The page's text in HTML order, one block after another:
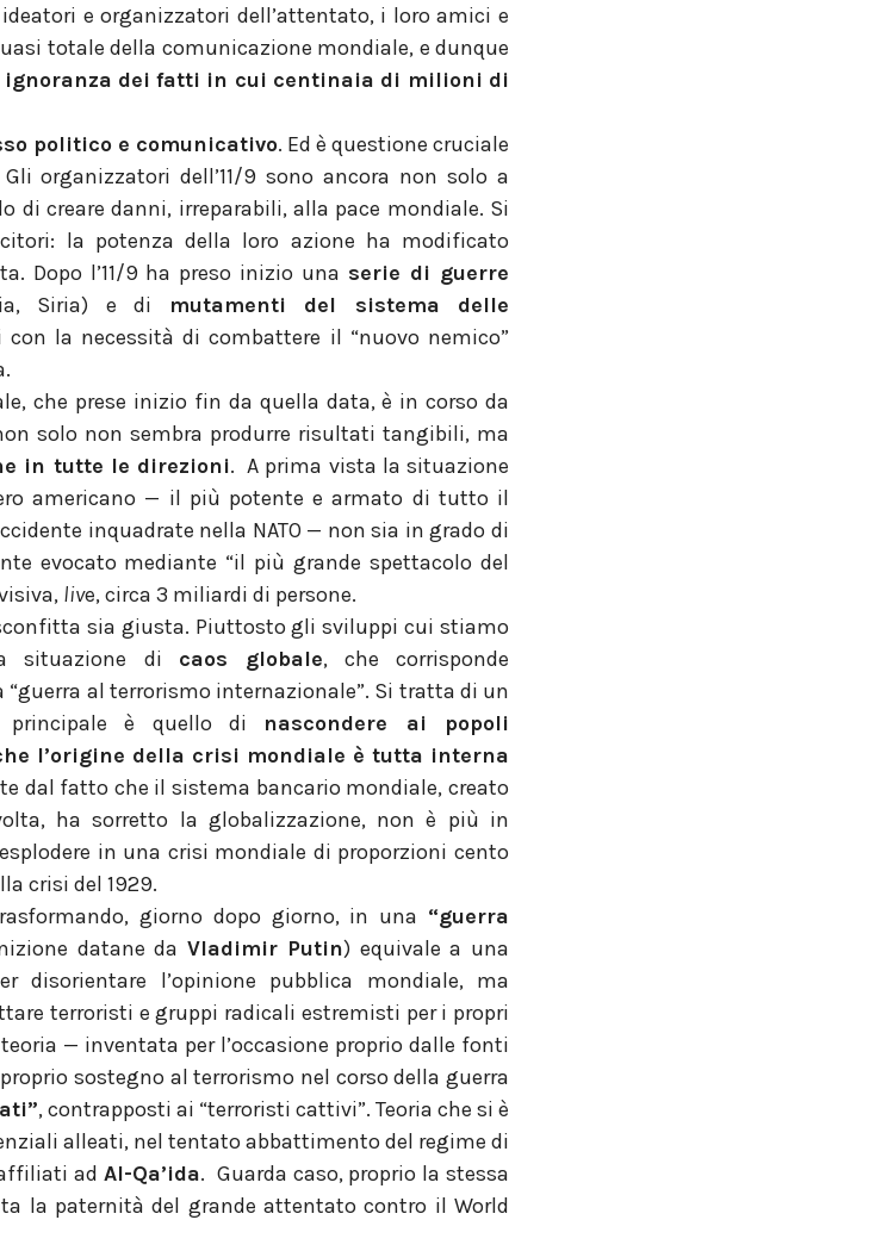
e organizzatori dell’attentato, i loro amici e
totale della comunicazione mondiale, e dunque
ignoranza dei fatti in cui centinaia di milioni di
politico e comunicativo. Ed è questione cruciale
organizzatori dell’11/9 sono ancora non solo a
di creare danni, irreparabili, alla pace mondiale. Si
la potenza della loro azione ha modificato
Dopo l’11/9 ha preso inizio una serie di guerre
Siria) e di
mutamenti del sistema delle
la necessità di combattere il “nuovo nemico”
che prese inizio fin da quella data, è in corso da
solo non sembra produrre risultati tangibili, ma
in tutte le direzioni. A prima vista la situazione
americano — il più potente e armato di tutto il
inquadrate nella NATO — non sia in grado di
evocato mediante “il più grande spettacolo del
live, circa 3 miliardi di persone.
sia giusta. Piuttosto gli sviluppi cui stiamo
situazione di caos globale, che corrisponde
al terrorismo internazionale”. Si tratta di un
è quello di nascondere ai popoli
l’origine della crisi mondiale è tutta interna
dal fatto che il sistema bancario mondiale, creato
ha sorretto la globalizzazione, non è più in
in una crisi mondiale di proporzioni cento
crisi del 1929.
giorno dopo giorno, in una “guerra
datane da Vladimir Putin) equivale a una
disorientare l’opinione pubblica mondiale, ma
terroristi e gruppi radicali estremisti per i propri
— inventata per l’occasione proprio dalle fonti
sostegno al terrorismo nel corso della guerra
, contrapposti ai “terroristi cattivi”. Teoria che si è
alleati, nel tentato abbattimento del regime di
ad Al-Qa’ida. Guarda caso, proprio la stessa
la paternità del grande attentato contro il World